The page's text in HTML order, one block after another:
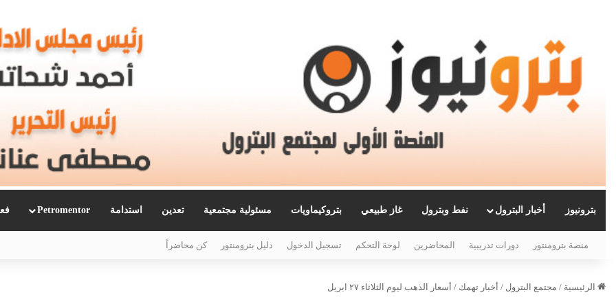
بترونيوز أخبار البترول نفط وبترول غاز طبيعي بتروكيماويات مسئولية مجتمعية تعدين استدامة Petromentor
منصة بترومنتور دورات تدريبية المحاضرين لوحة التحكم تسجيل الدخول دليل بترومنتور كن محاضراً
الرئيسية / مجتمع البترول / أخبار تهمك / أسعار الذهب ليوم الثلاثاء ٢٧ ابريل